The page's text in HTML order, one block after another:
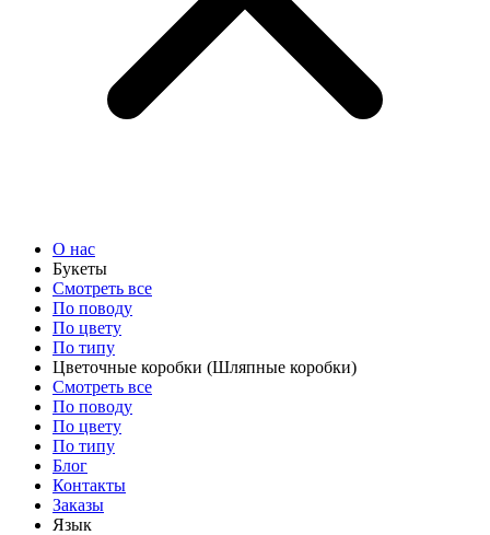
О нас
Букеты
Смотреть все
По поводу
По цвету
По типу
Цветочные коробки (Шляпные коробки)
Смотреть все
По поводу
По цвету
По типу
Блог
Контакты
Заказы
Язык